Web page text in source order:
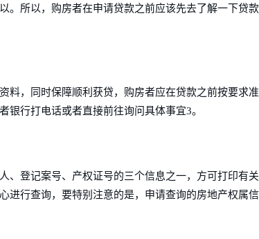
。所以，购房者在申请贷款之前应该先去了解一下贷
，同时保障顺利获贷，购房者应在贷款之前按要求准
银行打电话或者直接前往询问具体事宜3。
、登记案号、产权证号的三个信息之一，方可打印有
进行查询，要特别注意的是，申请查询的房地产权属